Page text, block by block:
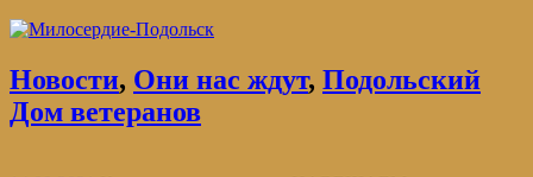
Новости, Они нас ждут, Подольский
Дом ветеранов